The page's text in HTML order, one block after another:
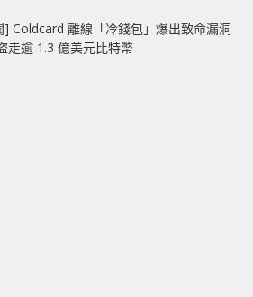
] Coldcard 離線「冷錢包」爆出致命漏洞
走逾 1.3 億美元比特幣